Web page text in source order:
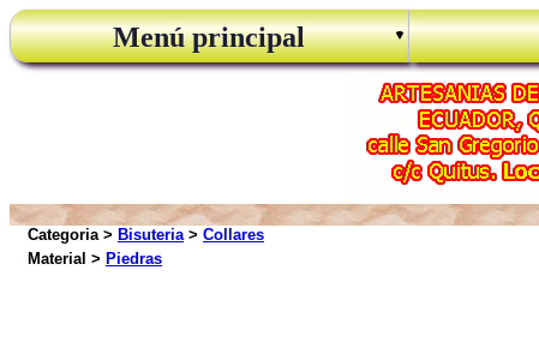
Menú principal
Categoria > Bisuteria> Collares
Material > Piedras